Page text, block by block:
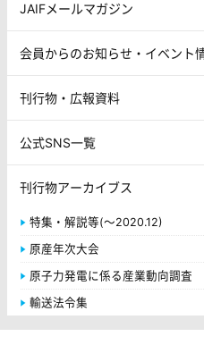
JAIFメールマガジン
会員からのお知らせ・イベント
刊行物・広報資料
公式SNS一覧
刊行物アーカイブス
特集・解説等(～2020.12)
原産年次大会
原子力発電に係る産業動向調査
輸送法令集